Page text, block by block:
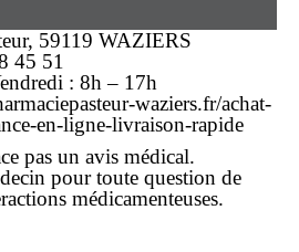
59119 WAZIERS
45 51
: 8h – 17h
waziers.fr/achat-
en-ligne-livraison-rapide
pas un avis médical.
pour toute question de
médicamenteuses.